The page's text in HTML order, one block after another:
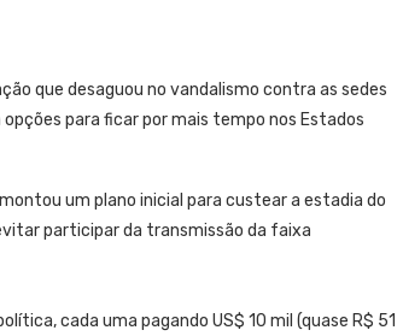
que desaguou no vandalismo contra as sedes
para ficar por mais tempo nos Estados
um plano inicial para custear a estadia do
participar da transmissão da faixa
cada uma pagando US$ 10 mil (quase R$ 51